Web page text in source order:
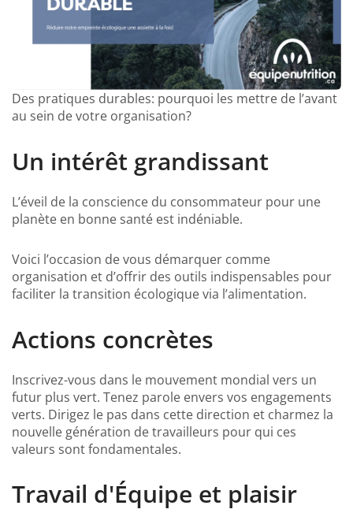
Des pratiques durables: pourquoi les mettre de l’avant
au sein de votre organisation?
Un intérêt grandissant
L’éveil de la conscience du consommateur pour une
planète en bonne santé est indéniable.
Voici l’occasion de vous démarquer comme
organisation et d’offrir des outils indispensables pour
faciliter la transition écologique via l’alimentation.
Actions concrètes
Inscrivez-vous dans le mouvement mondial vers un
futur plus vert. Tenez parole envers vos engagements
verts. Dirigez le pas dans cette direction et charmez la
nouvelle génération de travailleurs pour qui ces
valeurs sont fondamentales.
Travail d'Équipe et plaisir